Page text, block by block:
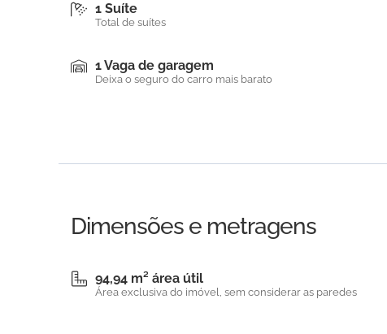
1 Suíte
Total de suítes
1 Vaga de garagem
Deixa o seguro do carro mais barato
Dimensões e metragens
94,94 m² área útil
Área exclusiva do imóvel, sem considerar as paredes